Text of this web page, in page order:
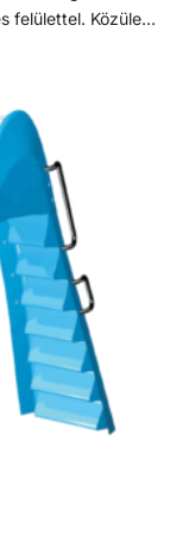
felülettel. Közületi